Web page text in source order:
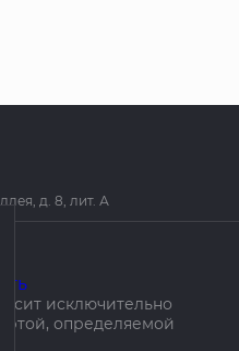
д. 8, лит. А
исключительно
определяемой